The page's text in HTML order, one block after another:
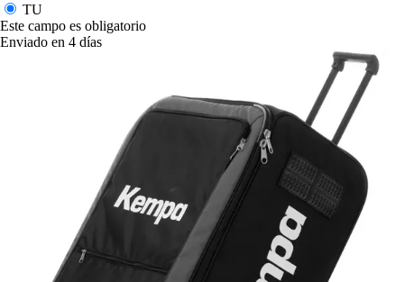
TU
Este campo es obligatorio
Enviado en 4 días